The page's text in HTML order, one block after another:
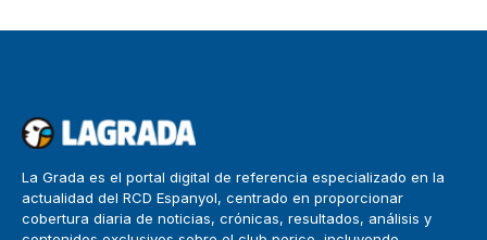
La Grada es el portal digital de referencia especializado en la
actualidad del RCD Espanyol, centrado en proporcionar
cobertura diaria de noticias, crónicas, resultados, análisis y